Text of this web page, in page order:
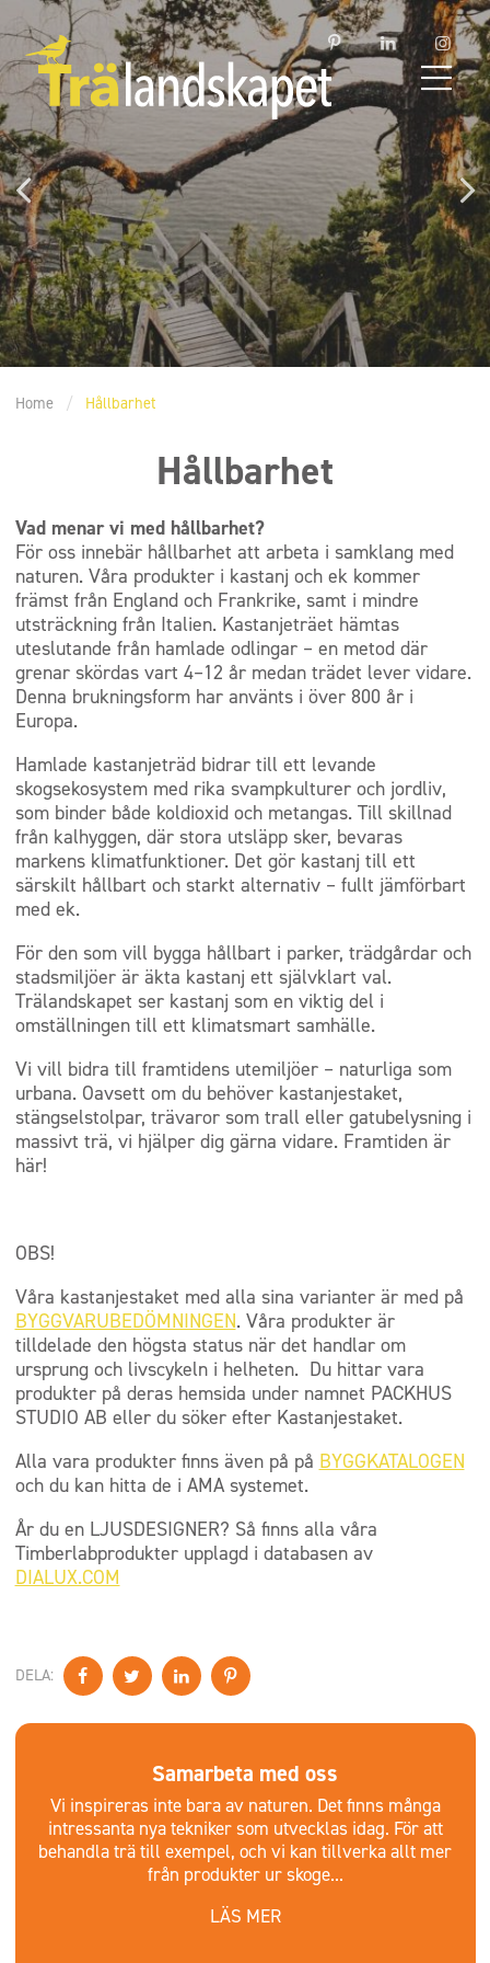
Home / Hållbarhet
Hållbarhet
Vad menar vi med hållbarhet?
För oss innebär hållbarhet att arbeta i samklang med
naturen. Våra produkter i kastanj och ek kommer
främst från England och Frankrike, samt i mindre
utsträckning från Italien. Kastanjeträet hämtas
uteslutande från hamlade odlingar – en metod där
grenar skördas vart 4–12 år medan trädet lever vidare.
Denna brukningsform har använts i över 800 år i
Europa.
Hamlade kastanjeträd bidrar till ett levande
skogsekosystem med rika svampkulturer och jordliv,
som binder både koldioxid och metangas. Till skillnad
från kalhyggen, där stora utsläpp sker, bevaras
markens klimatfunktioner. Det gör kastanj till ett
särskilt hållbart och starkt alternativ – fullt jämförbart
med ek.
För den som vill bygga hållbart i parker, trädgårdar och
stadsmiljöer är äkta kastanj ett självklart val.
Trälandskapet ser kastanj som en viktig del i
omställningen till ett klimatsmart samhälle.
Vi vill bidra till framtidens utemiljöer – naturliga som
urbana. Oavsett om du behöver kastanjestaket,
stängselstolpar, trävaror som trall eller gatubelysning i
massivt trä, vi hjälper dig gärna vidare. Framtiden är
här!
OBS!
Våra kastanjestaket med alla sina varianter är med på
BYGGVARUBEDÖMNINGEN. Våra produkter är
tilldelade den högsta status när det handlar om
ursprung och livscykeln i helheten. Du hittar vara
produkter på deras hemsida under namnet PACKHUS
STUDIO AB eller du söker efter Kastanjestaket.
Alla vara produkter finns även på på BYGGKATALOGEN
och du kan hitta de i AMA systemet.
År du en LJUSDESIGNER? Så finns alla våra
Timberlabprodukter upplagd i databasen av
DIALUX.COM
DELA:
Samarbeta med oss
Vi inspireras inte bara av naturen. Det finns många
intressanta nya tekniker som utvecklas idag. För att
behandla trä till exempel, och vi kan tillverka allt mer
från produkter ur skoge...
LÄS MER